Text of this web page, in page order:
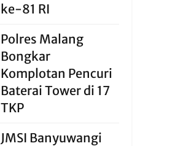
ke-81 RI
Polres Malang
Bongkar
Komplotan Pencuri
Baterai Tower di 17
TKP
JMSI Banyuwangi